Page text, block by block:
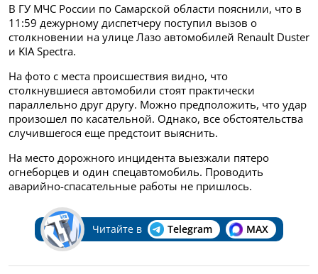
В ГУ МЧС России по Самарской области пояснили, что в
11:59 дежурному диспетчеру поступил вызов о
столкновении на улице Лазо автомобилей Renault Duster
и KIA Spectra.
На фото с места происшествия видно, что
столкнувшиеся автомобили стоят практически
параллельно друг другу. Можно предположить, что удар
произошел по касательной. Однако, все обстоятельства
случившегося еще предстоит выяснить.
На место дорожного инцидента выезжали пятеро
огнеборцев и один спецавтомобиль. Проводить
аварийно-спасательные работы не пришлось.
Читайте в Telegram MAX